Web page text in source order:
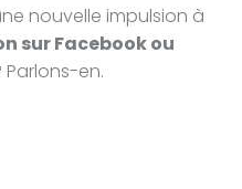
nouvelle impulsion à
sur Facebook ou
Parlons-en.